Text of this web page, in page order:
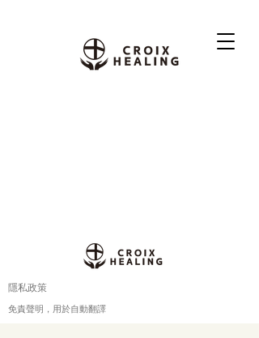
隱私政策
免責聲明，用於自動翻譯